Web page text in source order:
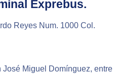
Exprebus.
Reyes Num. 1000 Col.
José Miguel Domínguez, entre